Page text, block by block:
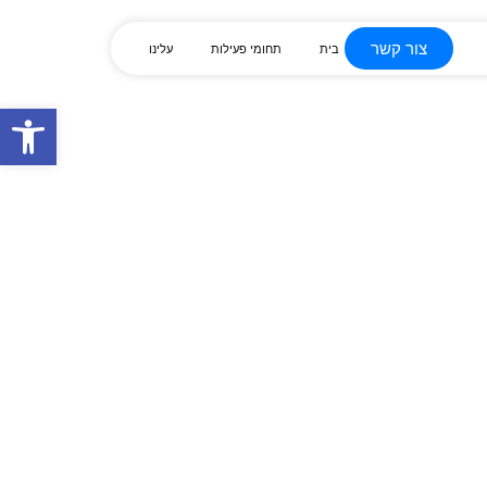
בית תחומי פעילות עלינו צור קשר
Open toolbar